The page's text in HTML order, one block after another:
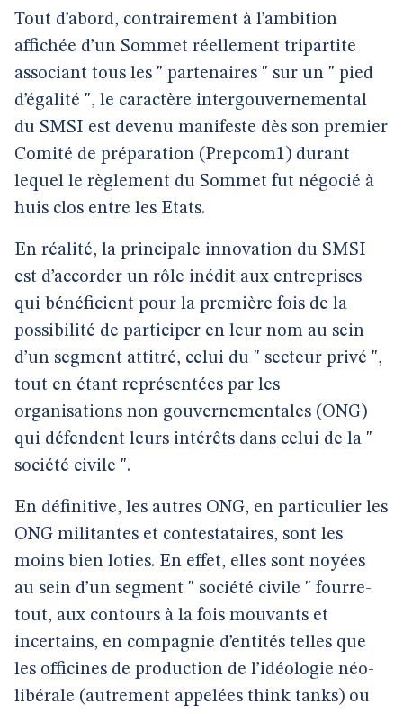
Tout d’abord, contrairement à l’ambition
affichée d’un Sommet réellement tripartite
associant tous les " partenaires " sur un " pied
d’égalité ", le caractère intergouvernemental
du SMSI est devenu manifeste dès son premier
Comité de préparation (Prepcom1) durant
lequel le règlement du Sommet fut négocié à
huis clos entre les Etats.
En réalité, la principale innovation du SMSI
est d’accorder un rôle inédit aux entreprises
qui bénéficient pour la première fois de la
possibilité de participer en leur nom au sein
d’un segment attitré, celui du " secteur privé ",
tout en étant représentées par les
organisations non gouvernementales (ONG)
qui défendent leurs intérêts dans celui de la "
société civile ".
En définitive, les autres ONG, en particulier les
ONG militantes et contestataires, sont les
moins bien loties. En effet, elles sont noyées
au sein d’un segment " société civile " fourre-
tout, aux contours à la fois mouvants et
incertains, en compagnie d’entités telles que
les officines de production de l’idéologie néo-
libérale (autrement appelées think tanks) ou